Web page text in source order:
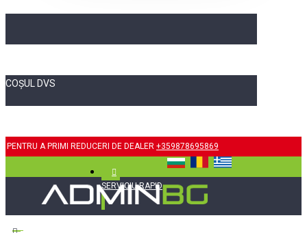
COȘUL DVS
PENTRU A PRIMI REDUCERI DE DEALER +359878695869
SERVICIU RAPID